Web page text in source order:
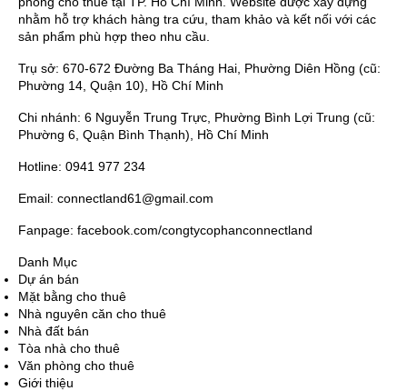
nhằm hỗ trợ khách hàng tra cứu, tham khảo và kết nối với các
sản phẩm phù hợp theo nhu cầu.
Trụ sở: 670-672 Đường Ba Tháng Hai, Phường Diên Hồng (cũ:
Phường 14, Quận 10), Hồ Chí Minh
Chi nhánh: 6 Nguyễn Trung Trực, Phường Bình Lợi Trung (cũ:
Phường 6, Quận Bình Thạnh), Hồ Chí Minh
Hotline: 0941 977 234
Email: connectland61@gmail.com
Fanpage: facebook.com/congtycophanconnectland
Danh Mục
Dự án bán
Mặt bằng cho thuê
Nhà nguyên căn cho thuê
Nhà đất bán
Tòa nhà cho thuê
Văn phòng cho thuê
Giới thiệu